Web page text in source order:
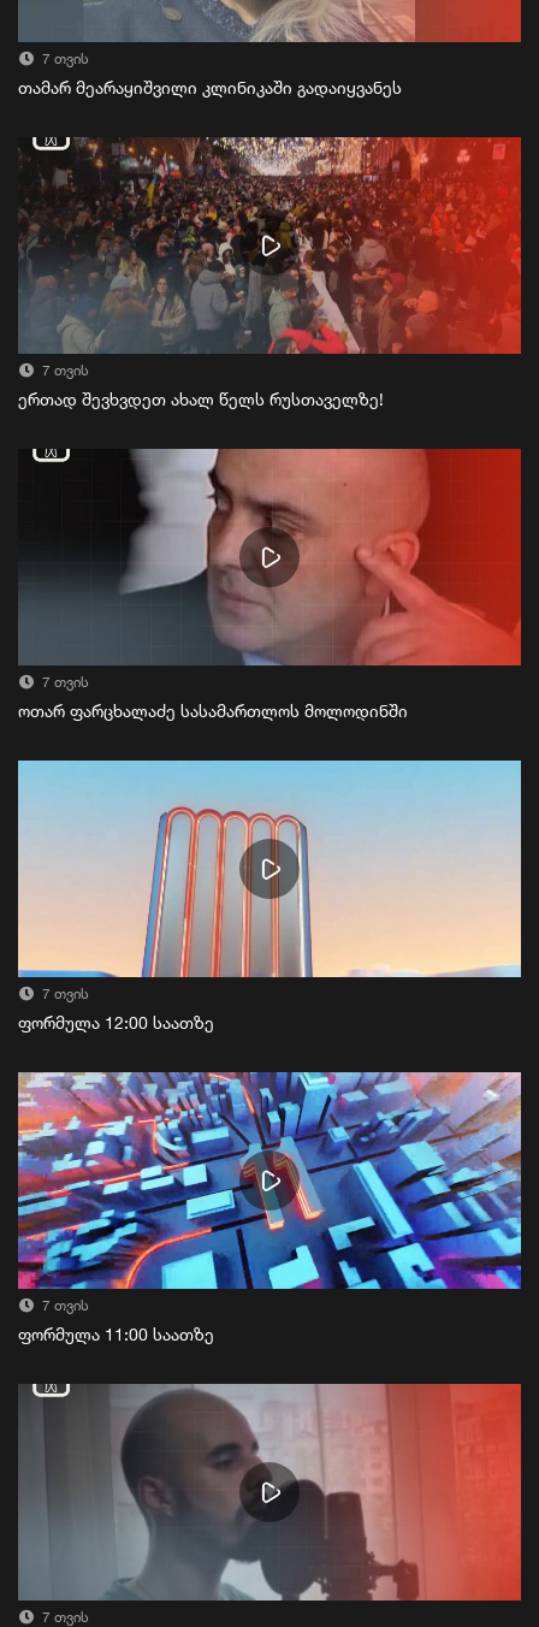
7 თვის
თამარ მეარაყიშვილი კლინიკაში გადაიყვანეს
7 თვის
ერთად შევხვდეთ ახალ წელს რუსთაველზე!
7 თვის
ოთარ ფარცხალაძე სასამართლოს მოლოდინში
7 თვის
ფორმულა 12:00 საათზე
7 თვის
ფორმულა 11:00 საათზე
7 თვის